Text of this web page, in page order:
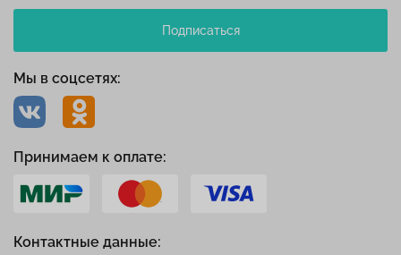
Контактные данные:
Мы в соцсетях:
Подписаться
Принимаем к оплате: